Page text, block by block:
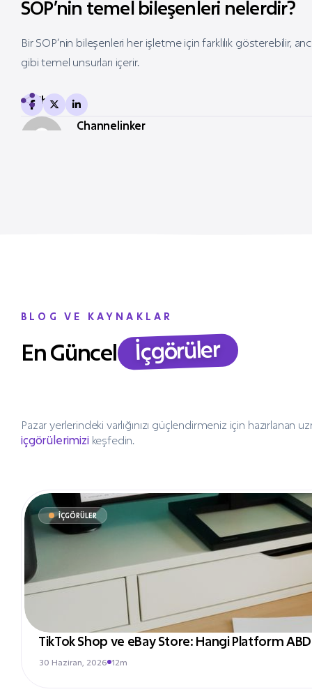
SOP’nin temel bileşenleri nelerdir?
Bir SOP’nin bileşenleri her işletme için farklılık gösterebilir,
gibi temel unsurları içerir.
Share
Channelinker
BLOG VE KAYNAKLAR
En Güncel İçgörüler
Pazar yerlerindeki varlığınızı güçlendirmeniz için
içgörülerimizikeşfedin.
İÇGÖRÜLER
TikTok Shop ve eBay Store: Hangi Platform ABD
30 Haziran, 2026 12m